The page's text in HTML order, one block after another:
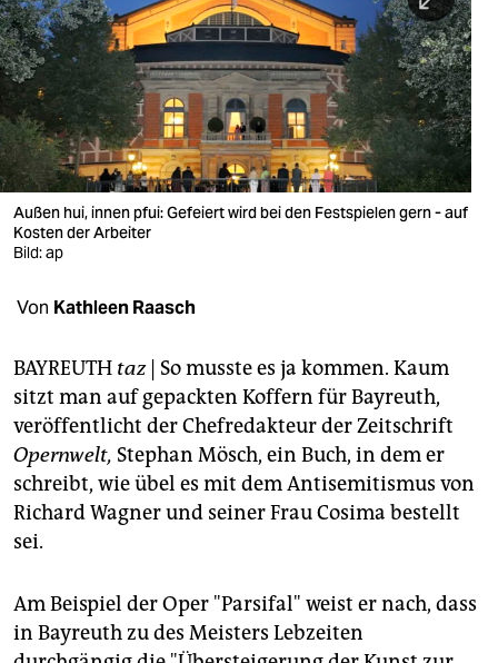
nord
wahrheit
verlag
verlag
veranstaltungen
shop
fragen & hilfe
abo
genossenschaft
epaper login
Außen hui, innen pfui: Gefeiert wird bei den Festspielen gern - auf
Kosten der Arbeiter
Bild: ap
Von Kathleen Raasch
BAYREUTH taz| So musste es ja kommen. Kaum
sitzt man auf gepackten Koffern für Bayreuth,
veröffentlicht der Chefredakteur der Zeitschrift
Opernwelt, Stephan Mösch, ein Buch, in dem er
schreibt, wie übel es mit dem Antisemitismus von
Richard Wagner und seiner Frau Cosima bestellt
sei.
Am Beispiel der Oper "Parsifal" weist er nach, dass
in Bayreuth zu des Meisters Lebzeiten